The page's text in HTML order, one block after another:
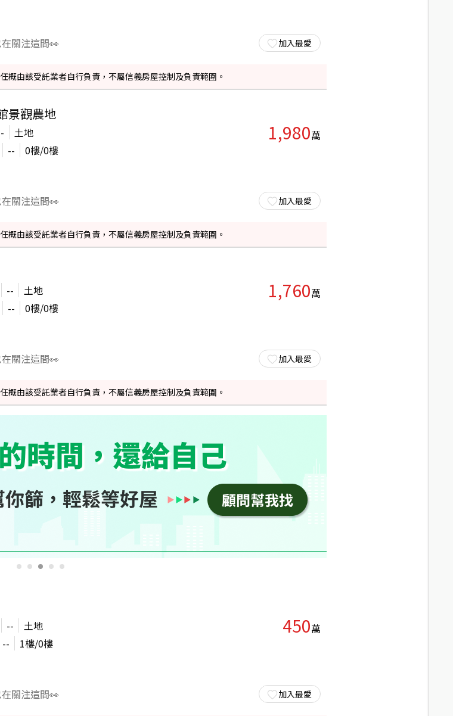
關注這間👀 加入最愛
由該受託業者自行負責，不屬信義房屋控制及負責範圍。
景觀農地
土地
-- 0樓/0樓
關注這間👀
1,980萬
加入最愛
由該受託業者自行負責，不屬信義房屋控制及負責範圍。
--
土地
-- 0樓/0樓
關注這間👀
1,760萬
加入最愛
由該受託業者自行負責，不屬信義房屋控制及負責範圍。
--
土地
-- 1樓/0樓
關注這間👀
450萬
加入最愛